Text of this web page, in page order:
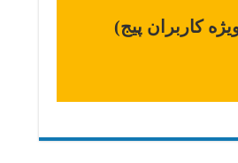
کاربران پیج)